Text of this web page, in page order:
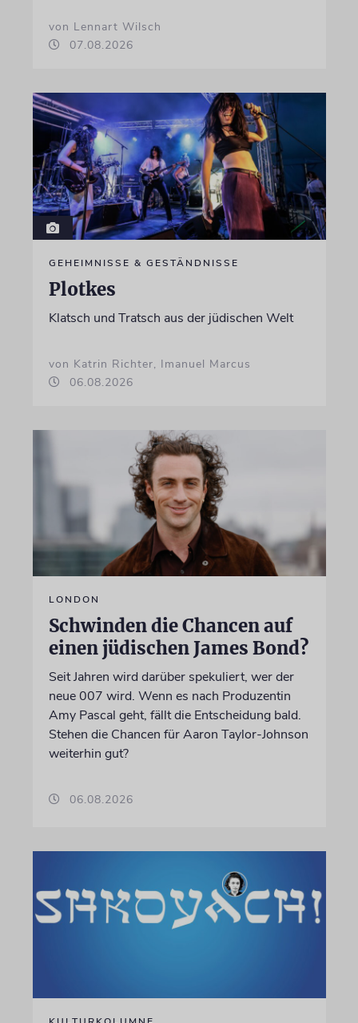
von Lennart Wilsch
07.08.2026
GEHEIMNISSE & GESTÄNDNISSE
Plotkes
Klatsch und Tratsch aus der jüdischen Welt
von Katrin Richter, Imanuel Marcus
06.08.2026
LONDON
Schwinden die Chancen auf
einen jüdischen James Bond?
Seit Jahren wird darüber spekuliert, wer der
neue 007 wird. Wenn es nach Produzentin
Amy Pascal geht, fällt die Entscheidung bald.
Stehen die Chancen für Aaron Taylor-Johnson
weiterhin gut?
06.08.2026